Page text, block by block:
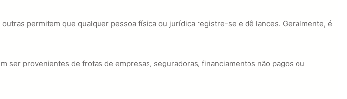
permitem que qualquer pessoa física ou jurídica registre-se e dê lances. Geralmente, é
ser provenientes de frotas de empresas, seguradoras, financiamentos não pagos ou